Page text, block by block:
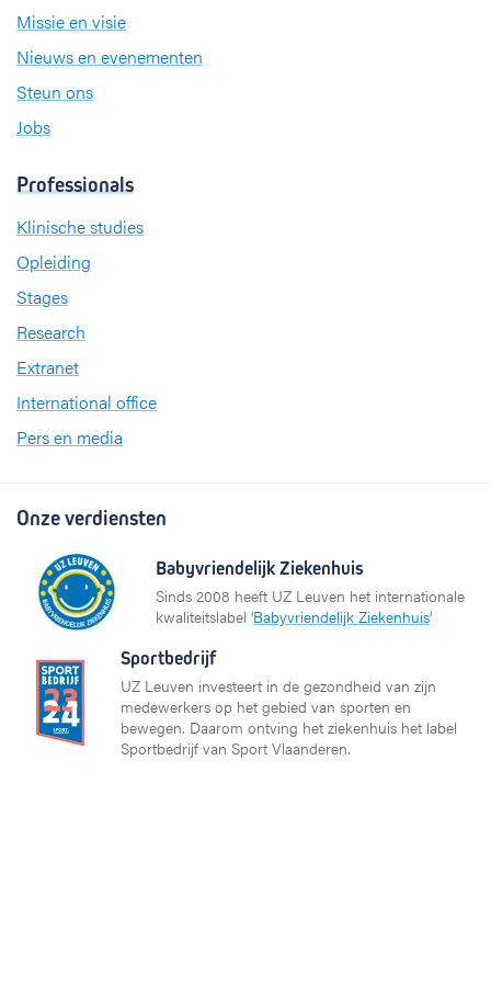
Missie en visie
Nieuws en evenementen
Steun ons
Jobs
Professionals
Klinische studies
Opleiding
Stages
Research
Extranet
International office
Pers en media
Onze verdiensten
Babyvriendelijk Ziekenhuis
Sinds 2008 heeft UZ Leuven het internationale
kwaliteitslabel ‘Babyvriendelijk Ziekenhuis’
Sportbedrijf
UZ Leuven investeert in de gezondheid van zijn
medewerkers op het gebied van sporten en
bewegen. Daarom ontving het ziekenhuis het label
Sportbedrijf van Sport Vlaanderen.